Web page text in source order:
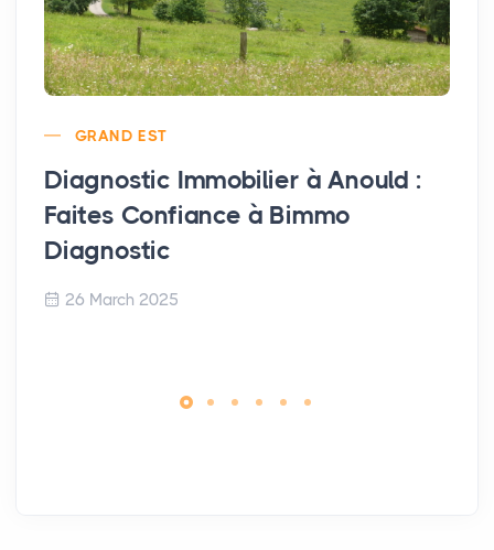
GRAND EST
Diagnostic Immobilier à Anould :
Faites Confiance à Bimmo
Diagnostic
26 March 2025